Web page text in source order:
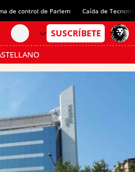
de control de Parlem Caída de